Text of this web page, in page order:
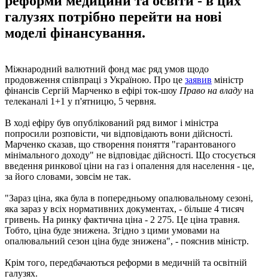
галузях потрібно перейти на нові
моделі фінансування.
Міжнародний валютний фонд має ряд умов щодо
продовження співпраці з Україною. Про це заявив міністр
фінансів Сергій Марченко в ефірі ток-шоу Право на владу на
телеканалі 1+1 у п'ятницю, 5 червня.
В ході ефіру був опублікований ряд вимог і міністра
попросили розповісти, чи відповідають вони дійсності.
Марченко сказав, що створення поняття "гарантованого
мінімального доходу" не відповідає дійсності. Що стосується
введення ринкової ціни на газ і опалення для населення - це,
за його словами, зовсім не так.
"Зараз ціна, яка була в попередньому опалювальному сезоні,
яка зараз у всіх нормативних документах, - більше 4 тисяч
гривень. На ринку фактична ціна - 2 275. Це ціна травня.
Тобто, ціна буде знижена. Згідно з цими умовами на
опалювальний сезон ціна буде знижена", - пояснив міністр.
Крім того, передбачаються реформи в медичній та освітній
галузях.